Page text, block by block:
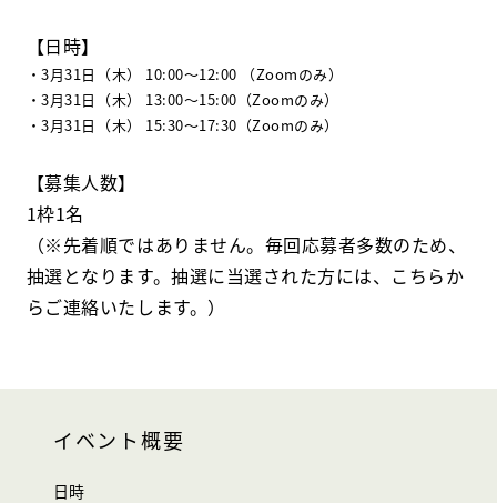
【日時】
・3月31日（木） 10:00～12:00 （Zoomのみ）
・3月31日（木） 13:00～15:00（Zoomのみ）
・3月31日（木） 15:30～17:30（Zoomのみ）
【募集人数】
1枠1名
（※先着順ではありません。毎回応募者多数のため、
抽選となります。抽選に当選された方には、こちらか
らご連絡いたします。）
イベント概要
日時